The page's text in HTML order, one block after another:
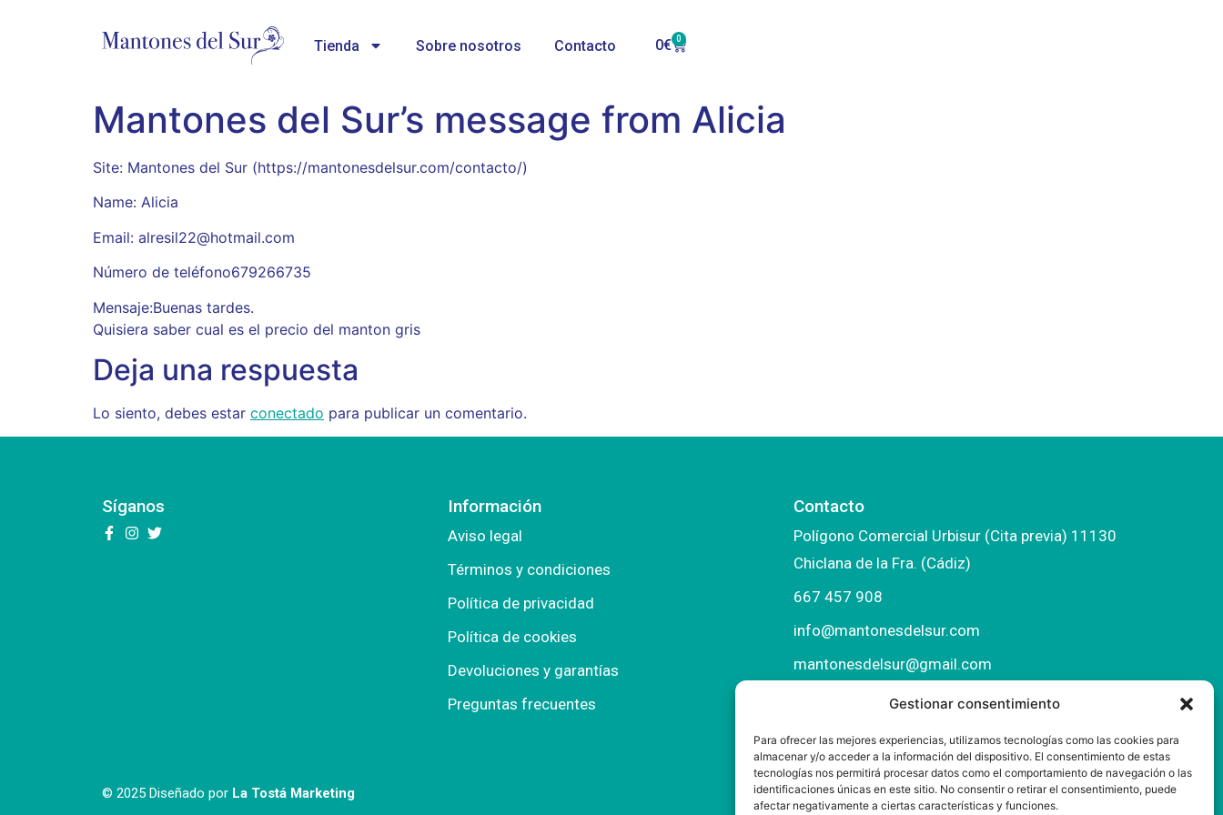
Gestionar consentimiento
Para ofrecer las mejores experiencias, utilizamos tecnologías como las cookies para
almacenar y/o acceder a la información del dispositivo. El consentimiento de estas
tecnologías nos permitirá procesar datos como el comportamiento de navegación o las
identificaciones únicas en este sitio. No consentir o retirar el consentimiento, puede
afectar negativamente a ciertas características y funciones.
Tienda Sobre nosotros Contacto 0€ 0
Mantones del Sur’s message from Alicia
Site: Mantones del Sur (https://mantonesdelsur.com/contacto/)
Name: Alicia
Email: alresil22@hotmail.com
Número de teléfono679266735
Mensaje:Buenas tardes.
Quisiera saber cual es el precio del manton gris
Deja una respuesta
Lo siento, debes estar conectado para publicar un comentario.
Síganos Información
Aviso legal
Términos y condiciones
Política de privacidad
Política de cookies
Devoluciones y garantías
Preguntas frecuentes
Contacto
Polígono Comercial Urbisur (Cita previa) 11130
Chiclana de la Fra. (Cádiz)
667 457 908
info@mantonesdelsur.com
mantonesdelsur@gmail.com
© 2025 Diseñado por La Tostá Marketing